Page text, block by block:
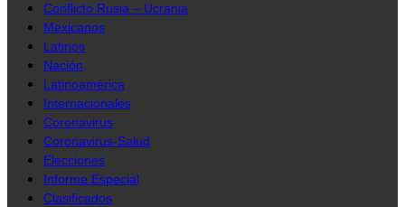
Conflicto Rusia – Ucrania
Mexicanos
Latinos
Nación
Latinoamérica
Internacionales
Coronavirus
Coronavirus-Salud
Elecciones
Informe Especial
Clasificados